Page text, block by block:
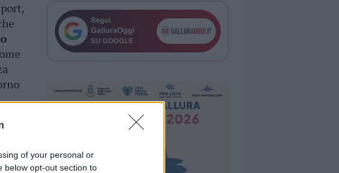
of your personal or
below opt-out section to